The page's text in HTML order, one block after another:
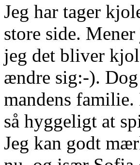
Jeg har tager
store side.
jeg det bliver
ændre sig:-).
mandens
så hyggeligt at
Jeg kan godt